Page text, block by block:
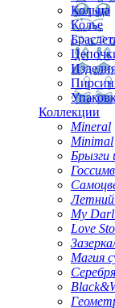
Кольца
Колье
Коллекции
Mineral
Minimal
Брызги
Летний
My
Love
Магия